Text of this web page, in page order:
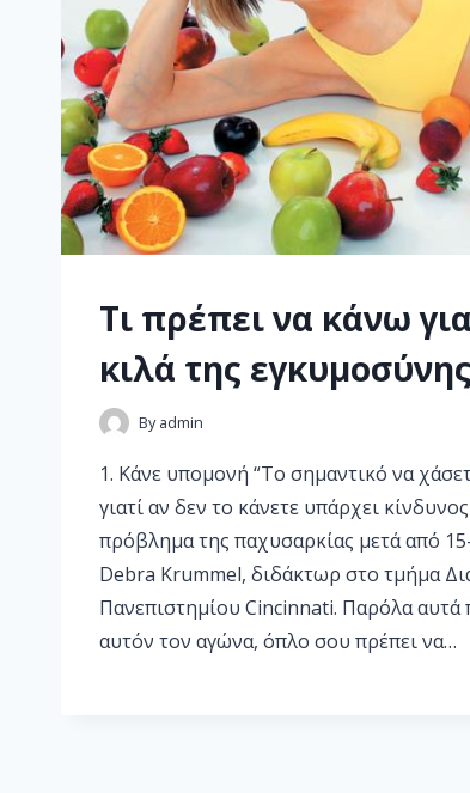
Τι πρέπει να κάνω
κιλά της εγκυμοσύνης
By admin
1. Κάνε υπομονή “Το σημαντικό να
γιατί αν δεν το κάνετε υπάρχει
πρόβλημα της παχυσαρκίας μετά από
Debra Krummel, διδάκτωρ στο τμήμα
Πανεπιστημίου Cincinnati. Παρόλα αυτά
αυτόν τον αγώνα, όπλο σου πρέπει να…